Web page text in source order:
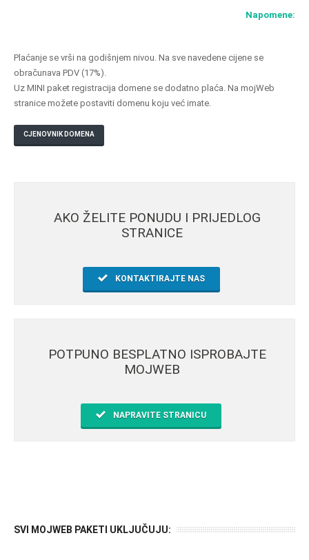
Napomene:
Plaćanje se vrši na godišnjem nivou. Na sve navedene cijene se
obračunava PDV (17%).
Uz MINI paket registracija domene se dodatno plaća. Na mojWeb
stranice možete postaviti domenu koju već imate.
CJENOVNIK DOMENA
AKO ŽELITE PONUDU I PRIJEDLOG
STRANICE
KONTAKTIRAJTE NAS
POTPUNO BESPLATNO ISPROBAJTE
MOJWEB
NAPRAVITE STRANICU
SVI MOJWEB PAKETI UKLJUČUJU: